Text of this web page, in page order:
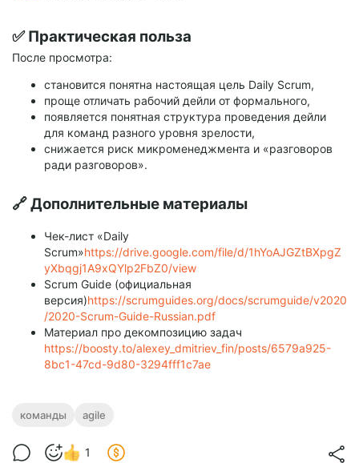
✅ Практическая польза
После просмотра:
становится понятна настоящая цель Daily Scrum,
проще отличать рабочий дейли от формального,
появляется понятная структура проведения дейли
для команд разного уровня зрелости,
снижается риск микроменеджмента и «разговоров
ради разговоров».
🔗 Дополнительные материалы
Чек-лист «Daily
Scrum»https://drive.google.com/file/d/1hYoAJGZtBXpgZ
yXbqgj1A9xQYlp2FbZ0/view
Scrum Guide (официальная
версия)https://scrumguides.org/docs/scrumguide/v2020
/2020-Scrum-Guide-Russian.pdf
Материал про декомпозицию задач
https://boosty.to/alexey_dmitriev_fin/posts/6579a925-
8bc1-47cd-9d80-3294fff1c7ae
команды agile
1